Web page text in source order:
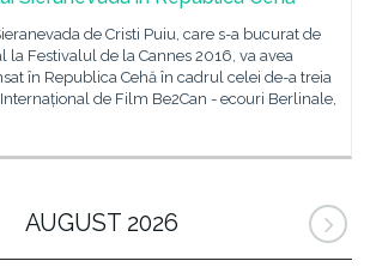
de Cristi Puiu, care s-a bucurat de
la Festivalul de la Cannes 2016, va avea
în Republica Cehă în cadrul celei de-a treia
de Film Be2Can - ecouri Berlinale,
AUGUST 2026